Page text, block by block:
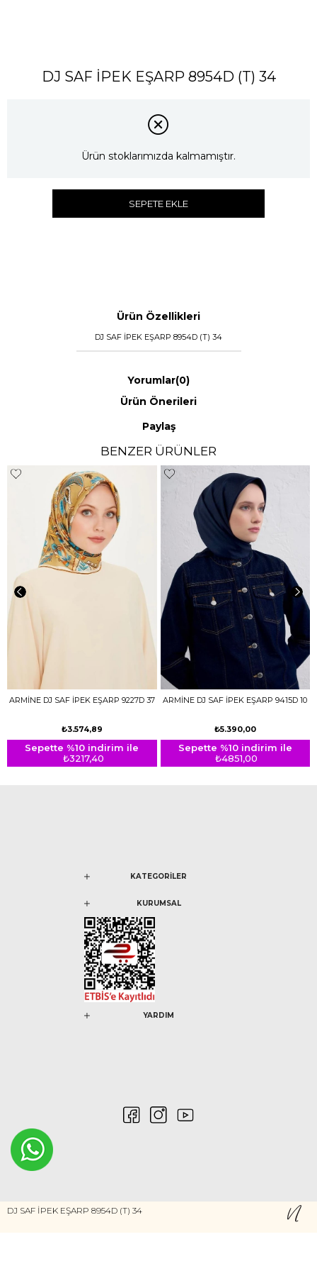
DJ SAF İPEK EŞARP 8954D (T) 34
Ürün stoklarımızda kalmamıştır.
SEPETE EKLE
Ürün Özellikleri
DJ SAF İPEK EŞARP 8954D (T) 34
Yorumlar(0)
Ürün Önerileri
Paylaş
BENZER ÜRÜNLER
ARMİNE DJ SAF İPEK EŞARP 9227D 37
₺3.574,89
Sepette %10 indirim ile
₺3217,40
ARMİNE DJ SAF İPEK EŞARP 9415D 10
₺5.390,00
Sepette %10 indirim ile
₺4851,00
KATEGORİLER
KURUMSAL
YARDIM
DJ SAF İPEK EŞARP 8954D (T) 34